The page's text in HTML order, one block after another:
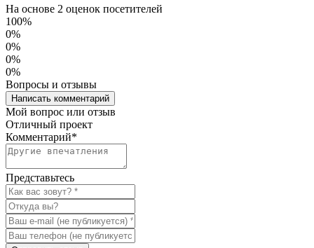
На основе 2 оценок посетителей
100%
0%
0%
0%
0%
Вопросы и отзывы
Написать комментарий
Мой вопрос или отзыв
Отличный проект
Комментарий*
Представьтесь